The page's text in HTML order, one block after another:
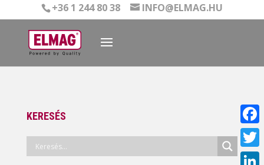
+36 1 244 80 38 INFO@ELMAG.HU
KERESÉS